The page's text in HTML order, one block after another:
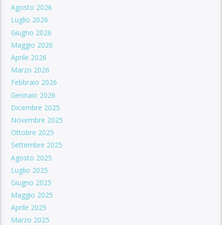
Agosto 2026
Luglio 2026
Giugno 2026
Maggio 2026
Aprile 2026
Marzo 2026
Febbraio 2026
Gennaio 2026
Dicembre 2025
Novembre 2025
Ottobre 2025
Settembre 2025
Agosto 2025
Luglio 2025
Giugno 2025
Maggio 2025
Aprile 2025
Marzo 2025